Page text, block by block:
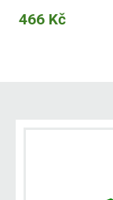
466 Kč